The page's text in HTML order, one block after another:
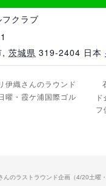
クラブ
, 茨城県 319-2404 日本
伊織さんのラウンド
曜・霞ケ浦国際ゴル
フ
んのラストラウンド企画（4/20土曜